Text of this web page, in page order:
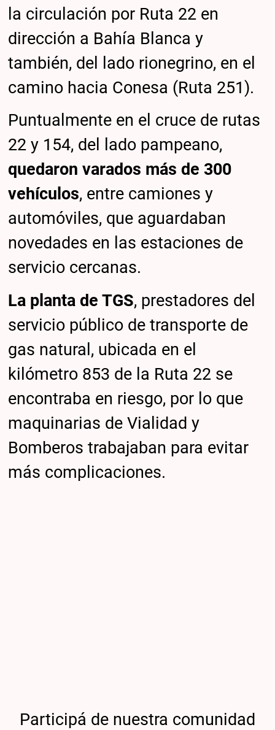
la circulación por Ruta 22 en
dirección a Bahía Blanca y
también, del lado rionegrino, en el
camino hacia Conesa (Ruta 251).
Puntualmente en el cruce de rutas
22 y 154, del lado pampeano,
quedaron varados más de 300
vehículos, entre camiones y
automóviles, que aguardaban
novedades en las estaciones de
servicio cercanas.
La planta de TGS, prestadores del
servicio público de transporte de
gas natural, ubicada en el
kilómetro 853 de la Ruta 22 se
encontraba en riesgo, por lo que
maquinarias de Vialidad y
Bomberos trabajaban para evitar
más complicaciones.
Participá de nuestra comunidad